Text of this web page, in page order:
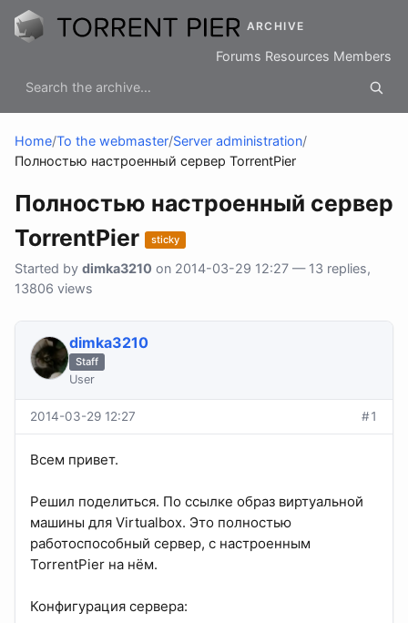
ARCHIVE
Forums Resources Members
Home/To the webmaster/Server administration/
Полностью настроенный сервер TorrentPier
Полностью настроенный сервер
TorrentPier
sticky
Started by dimka3210 on 2014-03-29 12:27 — 13 replies,
13806 views
dimka3210
Staff
User
2014-03-29 12:27 #1
Всем привет.
Решил поделиться. По ссылке образ виртуальной
машины для Virtualbox. Это полностью
работоспособный сервер, с настроенным
TorrentPier на нём.
Конфигурация сервера: